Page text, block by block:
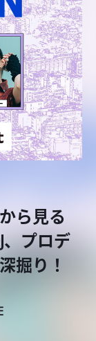
ら見る
、プロデ
掘り！